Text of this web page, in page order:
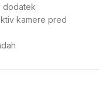
dodatek
kamere pred